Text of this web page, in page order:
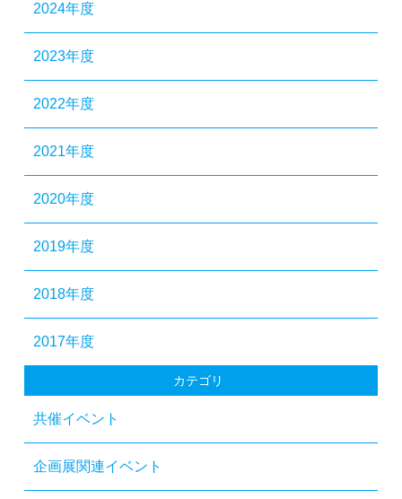
2024年度
2023年度
2022年度
2021年度
2020年度
2019年度
2018年度
2017年度
カテゴリ
共催イベント
企画展関連イベント